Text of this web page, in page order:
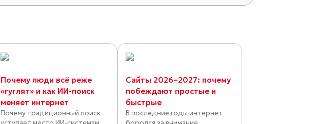
Почему люди всё реже
«гуглят» и как ИИ-поиск
меняет интернет
Почему традиционный поиск
Сайты 2026–2027: почему
побеждают простые и
быстрые
В последние годы интернет